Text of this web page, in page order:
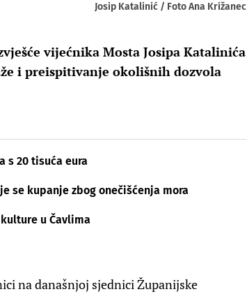
Josip Katalinić / Foto Ana Križanec
vijećnika Mosta Josipa Katalinića
i preispitivanje okolišnih dozvola
s 20 tisuća eura
se kupanje zbog onečišćenja mora
u Čavlima
na današnjoj sjednici Županijske